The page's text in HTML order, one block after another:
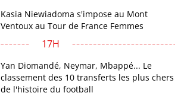
Kasia Niewiadoma s'impose au Mont
Ventoux au Tour de France Femmes
17H
Yan Diomandé, Neymar, Mbappé... Le
classement des 10 transferts les plus chers
de l'histoire du football